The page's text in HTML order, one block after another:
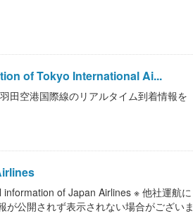
of Tokyo International Ai...
田空港国際線のリアルタイム到着情報を
of Japan Airlines ※ 他社運航に
公開されず表示されない場合がございま